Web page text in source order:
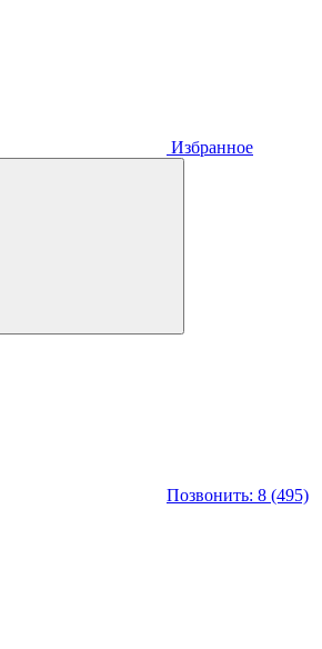
Избранное
Позвонить: 8 (495)